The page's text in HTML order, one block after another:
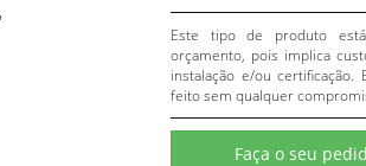
Este tipo de produto
orçamento, pois implica
instalação e/ou
feito sem qualquer
Faça o seu